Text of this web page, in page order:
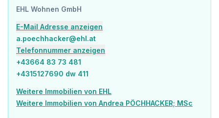
Bäckerei <500m
Geldautomat <250m
Bank <750m
Post <750m
Polizei <750m
Verkehr
Bus <250m
EHL Wohnen GmbH
E-Mail Adresse anzeigen
a.poechhacker@ehl.at
Telefonnummer anzeigen
+43664 83 73 481
+4315127690 dw 411
Weitere Immobilien von EHL
Weitere Immobilien von Andrea PÖCHHACKER; MSc